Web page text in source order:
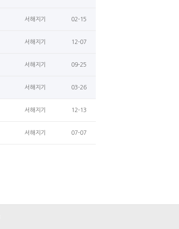
서해지기 02-15
서해지기 12-07
서해지기 09-25
서해지기 03-26
서해지기 12-13
서해지기 07-07